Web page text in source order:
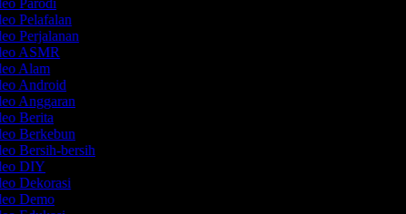
Parodi
Pelafalan
Perjalanan
ASMR
Alam
Android
Anggaran
Berita
Berkebun
Bersih-bersih
DIY
Dekorasi
Demo